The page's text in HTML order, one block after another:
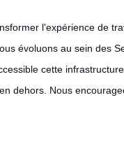
l’expérience de
évoluons au sein des
cette
dehors. Nous